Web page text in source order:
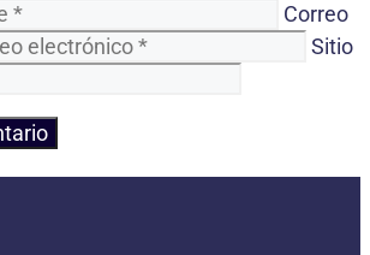
Correo
Sitio